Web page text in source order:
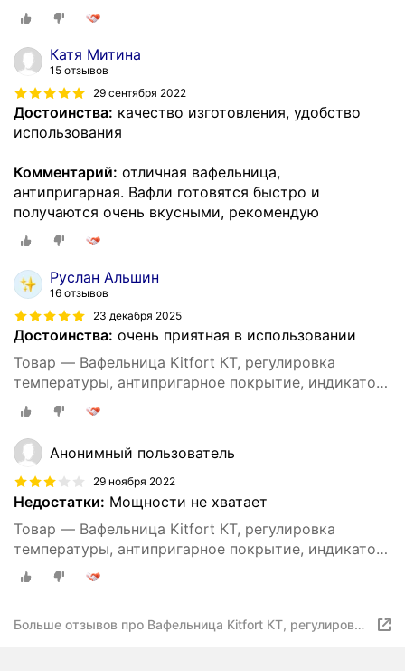
Катя Митина
15 отзывов
29 сентября 2022
Достоинства: качество изготовления, удобство
использования
Комментарий: отличная вафельница,
антипригарная. Вафли готовятся быстро и
получаются очень вкусными, рекомендую
Руслан Альшин
16 отзывов
23 декабря 2025
Достоинства: очень приятная в использовании
Товар — Вафельница Kitfort КТ, регулировка
температуры, антипригарное покрытие, индикатор
работы, 1000Вт, белый
Анонимный пользователь
29 ноября 2022
Недостатки: Мощности не хватает
Товар — Вафельница Kitfort КТ, регулировка
температуры, антипригарное покрытие, индикатор
работы, 1000Вт, белый
Больше отзывов про Вафельница Kitfort КТ, регулировка